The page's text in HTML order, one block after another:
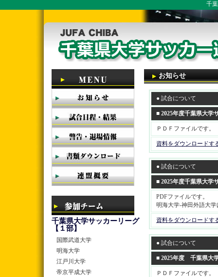
千
千葉県大学サッカーリーグ
【１部】
国際武道大学
明海大学
江戸川大学
帝京平成大学
お知らせ
● 試合について
■ 2025年度千葉県大学
ＰＤＦファイルです。
資料をダウンロードす
● 試合について
■ 2025年度千葉県大学
PDFファイルです。
明海大学-神田外語大
資料をダウンロードす
● 試合について
■ 2025年度 千葉県大
ＰＤＦファイルです。